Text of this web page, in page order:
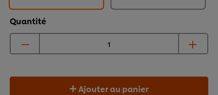
Quantité
Ajouter au panier